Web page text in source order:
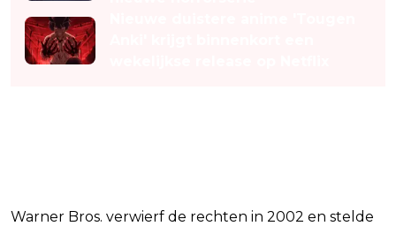
Warner Bros. verwierf de rechten in 2002 en stelde